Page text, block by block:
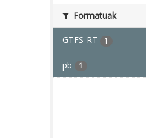
Formatuak
GTFS-RT 1
pb 1